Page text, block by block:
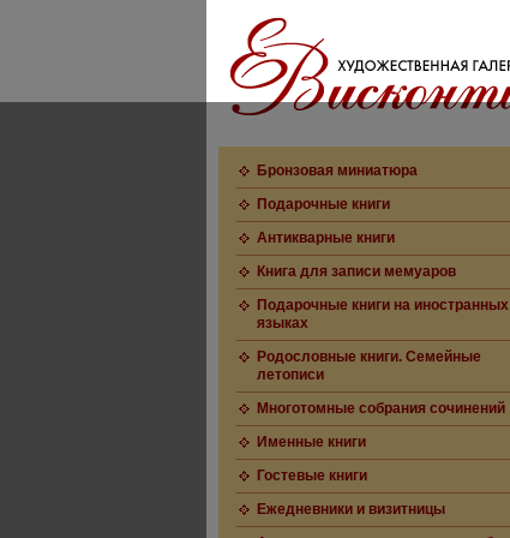
Бронзовая миниатюра
Подарочные книги
Антикварные книги
Книга для записи мемуаров
Подарочные книги на иностранных
языках
Родословные книги. Семейные
летописи
Многотомные собрания сочинений
Именные книги
Гостевые книги
Ежедневники и визитницы